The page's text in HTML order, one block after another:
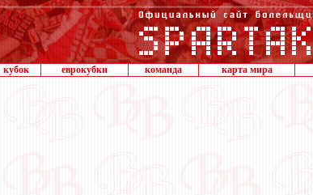
кубок еврокубки команда карта мира